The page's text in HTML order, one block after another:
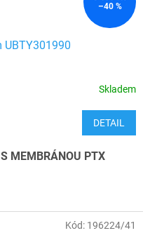
–40 %
UBTY301990
Skladem
DETAIL
MEMBRÁNOU PTX
Kód: 196224/41